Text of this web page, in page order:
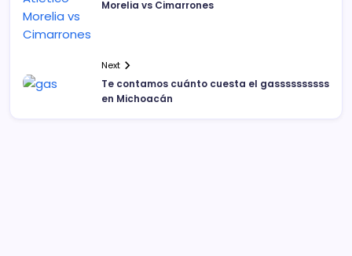
Morelia vs Cimarrones
Next
Te contamos cuánto cuesta el gassssssssss
en Michoacán